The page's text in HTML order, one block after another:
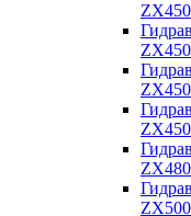
ZX450